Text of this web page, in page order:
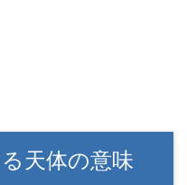
天体の意味